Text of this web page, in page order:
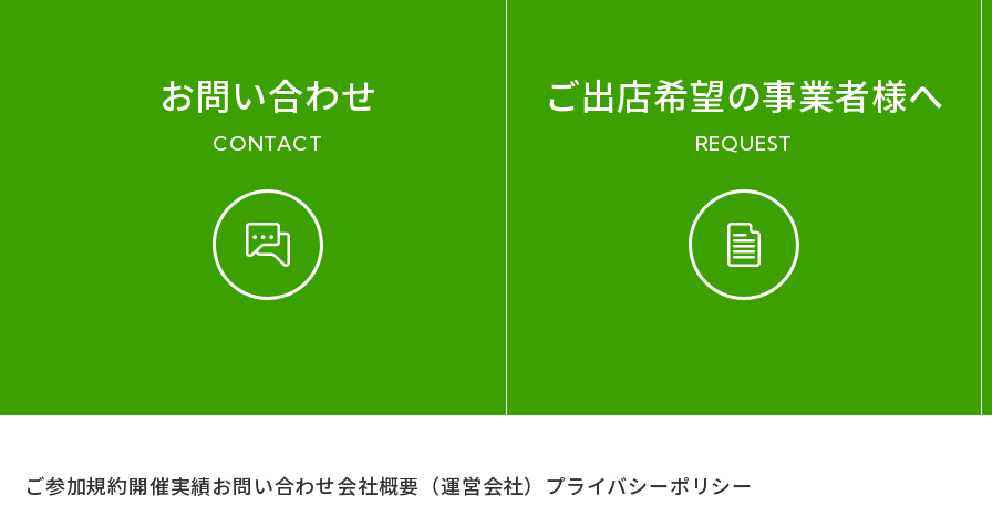
お問い合わせ
CONTACT
ご出店希望の事業者様へ
REQUEST
ご参加規約開催実績お問い合わせ会社概要（運営会社） プライバシーポリシー